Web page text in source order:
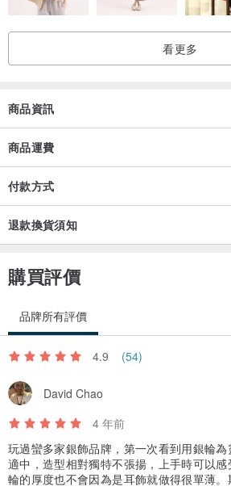
看更多
商品資訊
商品運費
付款方式
退款換貨須知
購買評價
品牌所有評價
4.9 (54)
David Chao
4 年前
玩過蠻多家銀飾品牌，第一次看到用銀輪
適中，造型相對獨特不張揚，上手時可以感
輪的厚度也不會因為是耳飾就做得很單薄
的特殊耳飾，例如唐草輪耳飾之類的。總